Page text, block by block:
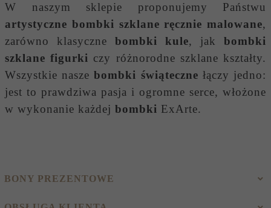
W naszym sklepie proponujemy Państwu
artystyczne bombki szklane ręcznie malowane,
zarówno klasyczne bombki kule, jak bombki
szklane figurki czy różnorodne szklane kształty.
Wszystkie naszebombki świąteczne łączy jedno:
jest to prawdziwa pasja i ogromne serce, włożone
w wykonanie każdej bombki ExArte.
BONY PREZENTOWE